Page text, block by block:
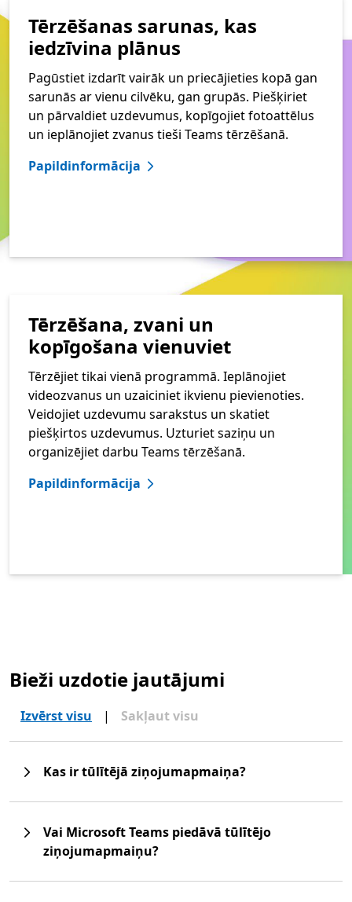
Tērzēšanas sarunas, kas
iedzīvina plānus
Pagūstiet izdarīt vairāk un priecājieties kopā gan
sarunās ar vienu cilvēku, gan grupās. Piešķiriet
un pārvaldiet uzdevumus, kopīgojiet fotoattēlus
un ieplānojiet zvanus tieši Teams tērzēšanā.
Papildinformācija
Tērzēšana, zvani un
kopīgošana vienuviet
Tērzējiet tikai vienā programmā. Ieplānojiet
videozvanus un uzaiciniet ikvienu pievienoties.
Veidojiet uzdevumu sarakstus un skatiet
piešķirtos uzdevumus. Uzturiet saziņu un
organizējiet darbu Teams tērzēšanā.
Papildinformācija
Bieži uzdotie jautājumi
Izvērst visu | Sakļaut visu
Kas ir tūlītējā ziņojumapmaiņa?
Vai Microsoft Teams piedāvā tūlītējo
ziņojumapmaiņu?